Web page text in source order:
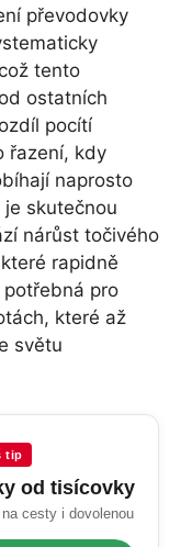
převodovky
tento
ostatních
pocítí
řazení, kdy
naprosto
skutečnou
nárůst točivého
rapidně
pro
které až
světu
tip
od tisícovky
cesty i dovolenou